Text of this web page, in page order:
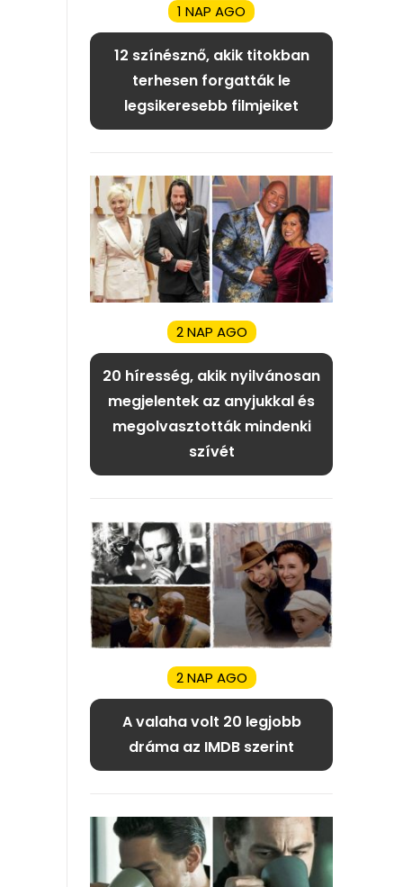
1 NAP AGO
12 színésznő, akik titokban
terhesen forgatták le
legsikeresebb filmjeiket
2 NAP AGO
20 híresség, akik nyilvánosan
megjelentek az anyjukkal és
megolvasztották mindenki
szívét
2 NAP AGO
A valaha volt 20 legjobb
dráma az IMDB szerint